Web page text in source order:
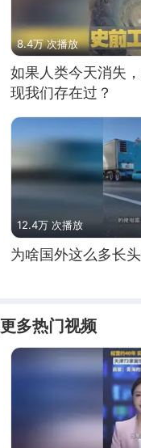
8.4万 次播放
如果人类今天消失
现我们存在过？
12.4万 次播放
为啥国外这么多长
更多热门视频